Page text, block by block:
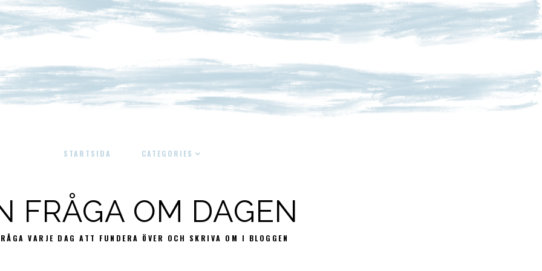
STARTSIDA CATEGORIES
FRÅGA OM DAGEN
VARJE DAG ATT FUNDERA ÖVER OCH SKRIVA OM I BLOGGEN